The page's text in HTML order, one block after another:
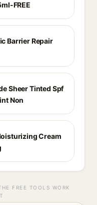
FREE
Barrier Repair
Sheer Tinted Spf
Non
Cream
FREE TOOLS WORK